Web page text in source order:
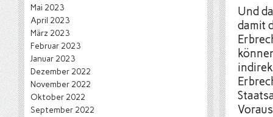
Und
damit
Mai 2023
April 2023
März 2023
Februar 2023
Januar 2023
Dezember 2022
November 2022
Oktober 2022
September 2022